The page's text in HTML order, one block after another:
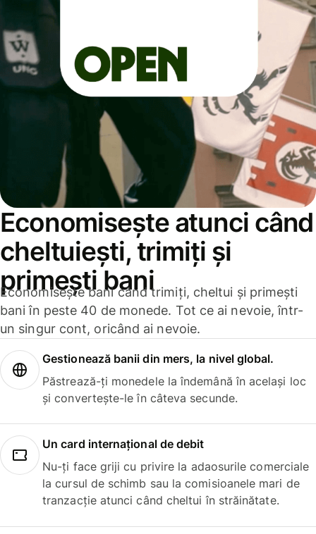
Economisește atunci când
cheltuiești, trimiți și
primești bani
Economisește bani când trimiți, cheltui și primești
bani în peste 40 de monede. Tot ce ai nevoie, într-
un singur cont, oricând ai nevoie.
Gestionează banii din mers, la nivel global.
Păstrează-ți monedele la îndemână în același loc
și convertește-le în câteva secunde.
Un card internațional de debit
Nu-ți face griji cu privire la adaosurile comerciale
la cursul de schimb sau la comisioanele mari de
tranzacție atunci când cheltui în străinătate.